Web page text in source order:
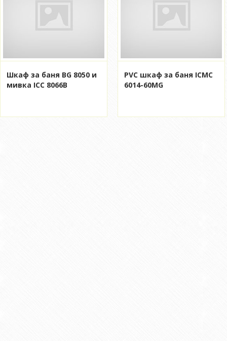
Шкаф за баня BG 8050 и
мивка ICC 8066B
PVC шкаф за баня ICMC
6014-60MG